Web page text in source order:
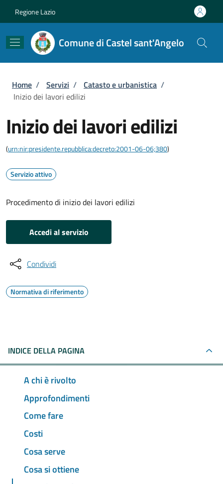
Regione Lazio
Comune di Castel sant'Angelo
Briciole di pane
Home / Servizi / Catasto e urbanistica /
Inizio dei lavori edilizi
Inizio dei lavori edilizi
(urn:nir:presidente.repubblica:decreto:2001-06-06;380)
Servizio attivo
Procedimento di inizio dei lavori edilizi
Accedi al servizio
Condividi
Normativa di riferimento
INDICE DELLA PAGINA
A chi è rivolto
Approfondimenti
Come fare
Costi
Cosa serve
Cosa si ottiene